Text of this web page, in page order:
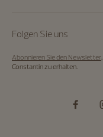
Folgen Sie uns
Abonnieren Sie den Newsletter
Constantin zu erhalten.